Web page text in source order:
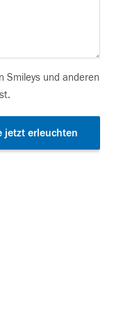
Smileys und anderen
jetzt erleuchten